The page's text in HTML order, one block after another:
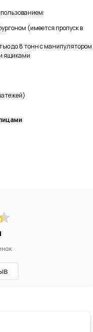
(имеется пропуск в
до 8 тонн с манипулятором
ящиками